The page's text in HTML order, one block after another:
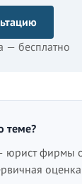
— бесплатно
теме?
фирмы